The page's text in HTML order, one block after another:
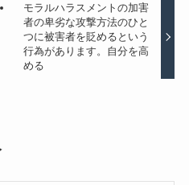
モラルハラスメントの加害
者の卑劣な攻撃方法のひと
つに被害者を貶めるという
行為があります。自分を高
める